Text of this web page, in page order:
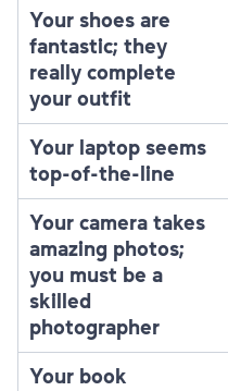
Your shoes are
fantastic; they
really complete
your outfit
Your laptop seems
top-of-the-line
Your camera takes
amazing photos;
you must be a
skilled
photographer
Your book